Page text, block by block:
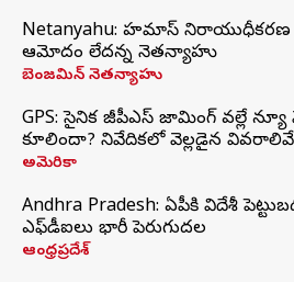
Netanyahu: హమాస్ నిరాయుధీకరణ
ఆమోదం లేదన్న నెతన్యాహు
బెంజమిన్ నెతన్యాహు
GPS: సైనిక జీపీఎస్ జామింగ్ వల్లే
కూలిందా? నివేదికలో వెల్లడైన
అమెరికా
Andhra Pradesh: ఏపీకి విదేశీ
ఎఫ్‌డీఐలు భారీ పెరుగుదల
ఆంధ్రప్రదేశ్